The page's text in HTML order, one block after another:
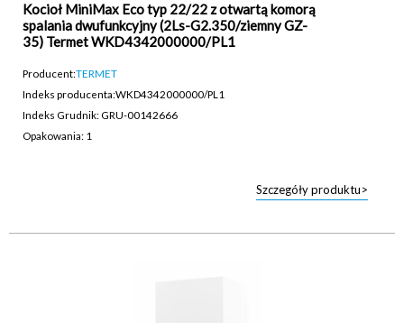
Kocioł MiniMax Eco typ 22/22 z otwartą komorą
spalania dwufunkcyjny (2Ls-G2.350/ziemny GZ-
35) Termet WKD4342000000/PL1
Producent:TERMET
Indeks producenta:WKD4342000000/PL1
Indeks Grudnik: GRU-00142666
Opakowania: 1
Szczegóły produktu>